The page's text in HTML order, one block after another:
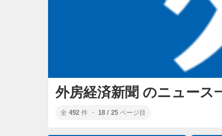
外房経済新聞 のニュース
全 492 件 ・ 18 / 25 ページ目